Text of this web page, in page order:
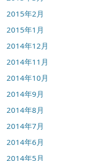
2015年2月
2015年1月
2014年12月
2014年11月
2014年10月
2014年9月
2014年8月
2014年7月
2014年6月
2014年5月